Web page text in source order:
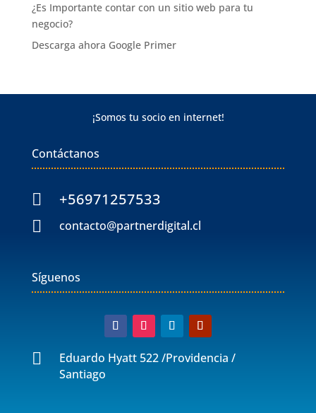
¿Es Importante contar con un sitio web para tu
negocio?
Descarga ahora Google Primer
¡Somos tu socio en internet!
Contáctanos
 +56971257533
 contacto@partnerdigital.cl
Síguenos

Eduardo Hyatt 522 /Providencia /
Santiago